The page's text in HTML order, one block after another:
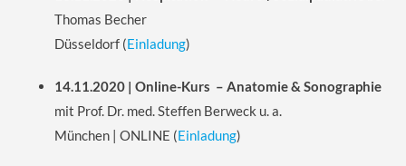
Thomas Becher
Düsseldorf (Einladung)
14.11.2020 | Online-Kurs – Anatomie & Sonographie
mit Prof. Dr. med. Steffen Berweck u. a.
München | ONLINE (Einladung)